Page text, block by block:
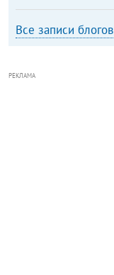
Все записи блогов
РЕКЛАМА